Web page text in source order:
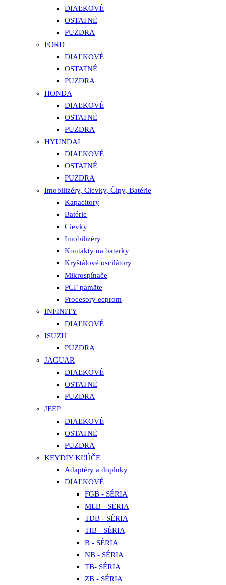
DIAĽKOVÉ
OSTATNÉ
PUZDRA
FORD
DIAĽKOVÉ
OSTATNÉ
PUZDRA
HONDA
DIAĽKOVÉ
OSTATNÉ
PUZDRA
HYUNDAI
DIAĽKOVÉ
OSTATNÉ
PUZDRA
Imobilizéry, Cievky, Čipy, Batérie
Kapacitory
Batérie
Cievky
Imobilizéry
Kontakty na baterky
Kryštálové oscilátory
Mikrospínače
PCF pamäte
Procesory eeprom
INFINITY
DIAĽKOVÉ
ISUZU
PUZDRA
JAGUAR
DIAĽKOVÉ
OSTATNÉ
PUZDRA
JEEP
DIAĽKOVÉ
OSTATNÉ
PUZDRA
KEYDIY KĽÚČE
Adaptéry a doplnky
DIAĽKOVÉ
FGB - SÉRIA
MLB - SÉRIA
TDB - SÉRIA
TIB - SÉRIA
B - SÉRIA
NB - SÉRIA
TB- SÉRIA
ZB - SÉRIA